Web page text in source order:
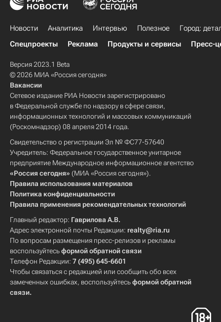
Новости Аналитика Интервью Полезное
Город:
Спецпроекты
Реклама Продукты и сервисы Пресс-
Версия 2023.1 Beta
© 2026 МИА «Россия сегодня»
Вакансии
Сетевое издание РИА Новости зарегистрировано
в Федеральной службе по надзору в сфере связи,
информационных технологий и массовых коммуникаций
(Роскомнадзор) 08 апреля 2014 года.
Свидетельство о регистрации Эл № ФС77-57640
Учредитель: Федеральное государственное унитарное
предприятие Международное информационное агентство
«Россия сегодня» (МИА «Россия сегодня»).
Правила использования материалов
Политика конфиденциальности
Правила применения рекомендательных технологий
Главный редактор: Гаврилова А.В.
Адрес электронной почты Редакции: realty@ria.ru
По вопросам размещения пресс-релизов и рекламы
воспользуйтесьформой обратной связи
Телефон Редакции: 7 (495) 645-6601
Чтобы связаться с редакцией или сообщить обо всех
замеченных ошибках, воспользуйтесьформой обратной
связи.